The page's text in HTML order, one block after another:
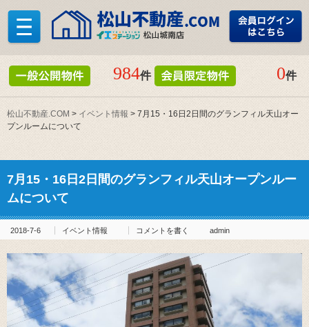
984件 0件
松山不動産.COM > イベント情報 > 7月15・16日2日間のグランフィル天山オー
プンルームについて
7月15・16日2日間のグランフィル天山オープンルー
ムについて
2018-7-6 イベント情報 コメントを書く admin